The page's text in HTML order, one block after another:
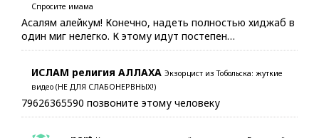
Спросите имама
Асалям алейкум! Конечно, надеть полностью хиджаб в
один миг нелегко. К этому идут постепен…
ИСЛАМ религия АЛЛАХА Экзорцист из Тобольска: жуткие
видео (НЕ ДЛЯ СЛАБОНЕРВНЫХ!)
79626365590 позвоните этому человеку